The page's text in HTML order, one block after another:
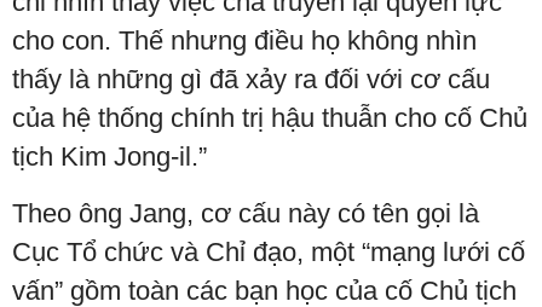
cho con. Thế nhưng điều họ không nhìn
thấy là những gì đã xảy ra đối với cơ cấu
của hệ thống chính trị hậu thuẫn cho cố Chủ
tịch Kim Jong-il.”
Theo ông Jang, cơ cấu này có tên gọi là
Cục Tổ chức và Chỉ đạo, một “mạng lưới cố
vấn” gồm toàn các bạn học của cố Chủ tịch